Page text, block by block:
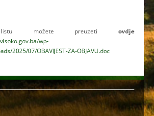
možete preuzeti ovdje
wp-
2025/07/OBAVIJEST-ZA-OBJAVU.doc